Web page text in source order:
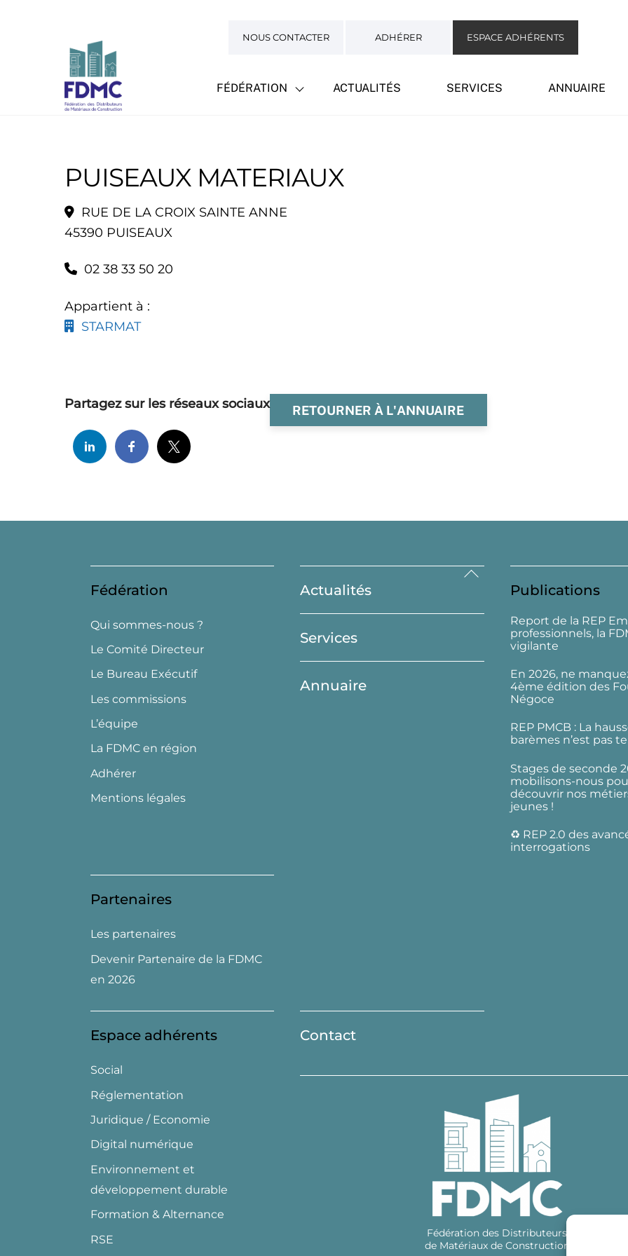
NOUS CONTACTER ADHÉRER ESPACE ADHÉRENTS
FÉDÉRATION ACTUALITÉS SERVICES ANNUAIRE
PUISEAUX MATERIAUX
RUE DE LA CROIX SAINTE ANNE
45390 PUISEAUX
02 38 33 50 20
Appartient à :
STARMAT
RETOURNER À L'ANNUAIRE
Partagez sur les réseaux sociaux
Back
Top
Fédération
Qui sommes-nous ?
Le Comité Directeur
Le Bureau Exécutif
Les commissions
L’équipe
La FDMC en région
Adhérer
Mentions légales
Actualités
Services
Annuaire
Publications
Report de la REP
professionnels, la
vigilante
En 2026, ne
4ème édition des
Négoce
REP PMCB : La
barèmes n’est pas
Stages de seconde
mobilisons-nous
découvrir nos
jeunes !
♻️ REP 2.0 des
interrogations
Partenaires
Les partenaires
Devenir Partenaire de la FDMC
en 2026
Espace adhérents
Social
Réglementation
Juridique / Economie
Digital numérique
Environnement et
développement durable
Formation & Alternance
RSE
Contact
Fédération des Distributeurs
de Matériaux de Construction